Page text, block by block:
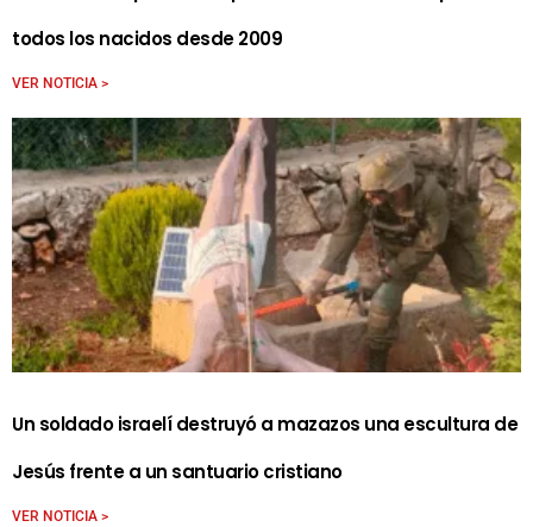
todos los nacidos desde 2009
VER NOTICIA >
Un soldado israelí destruyó a mazazos una escultura de
Jesús frente a un santuario cristiano
VER NOTICIA >